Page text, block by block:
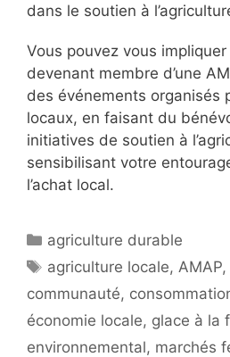
dans le soutien à
Vous pouvez vous
devenant membre d’une
des événements organisés
locaux, en faisant du
initiatives de soutien à
sensibilisant votre
l’achat local.
Catégories
agriculture durable
Étiquettes
agriculture locale, AMAP,
communauté,
économie locale, glace à la
environnemental, marchés